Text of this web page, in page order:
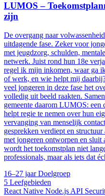
LUMOS –
zijn
De overgang naar
uitdagende fase. Zeker voor
met jeugdzorg, schulden,
netwerk. Juist rond hun 18e
regel ik mijn inkomen, waar ga
of werk, en wie helpt mij
veel jongeren in deze fase het
volledig uit beeld raakten.
gemeente daarom LUMOS: een
helpt regie te nemen over hun
vervanging van menselijk
gesprekken verdiept en
met jongeren ontworpen en
wordt het toekomstplan niet
professionals, maar als iets dat
16–27 jaarDoelgroep
5 Leefgebieden
React Native Node.js API